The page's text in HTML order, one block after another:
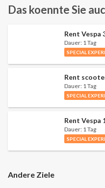
Das koennte Sie
Rent Vespa
Dauer: 1 Tag
SPECIAL
Rent
Dauer: 1 Tag
SPECIAL
Rent Vespa
Dauer: 1 Tag
SPECIAL
Andere Ziele